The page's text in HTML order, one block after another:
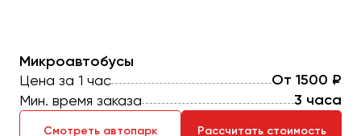
Микроавтобусы
Цена за 1 час От 1500 ₽
Мин. время заказа 3 часа
Смотреть автопарк Рассчитать стоимость
Евпатория
Екатеринбург
Иваново